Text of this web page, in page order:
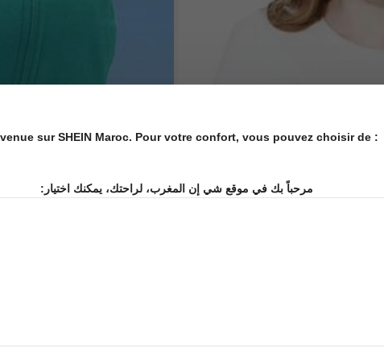
pour hommes et femmes
sur SHEIN Maroc. Pour votre confort, vous pouvez choisir de :
مرحباً بك في موقع شي إن المغرب، لراحتك، يمكنك اختيار: